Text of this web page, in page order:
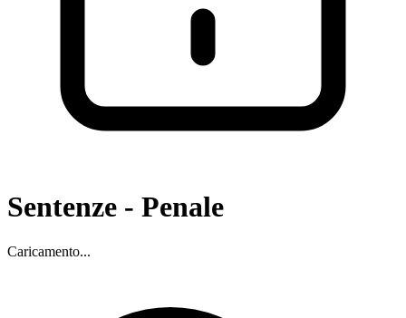
Sentenze - Penale
Caricamento...